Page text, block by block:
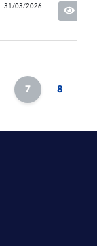
31/03/2026
7 8